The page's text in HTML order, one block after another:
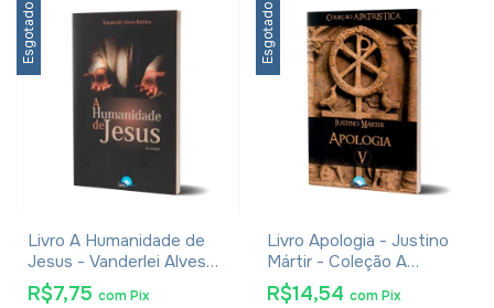
Esgotado
Livro A Humanidade de
Jesus - Vanderlei Alves
Batista
R$7,75 comPix
Esgotado
Livro Apologia - Justino
Mártir - Coleção A
Patrística Vol. V
R$14,54 com Pix